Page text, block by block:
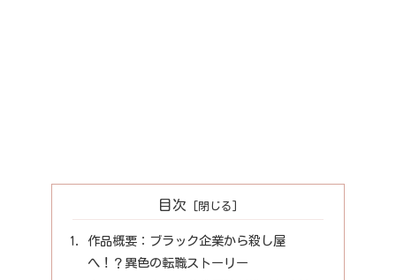
目次
作品概要：ブラック企業から殺し屋
へ！？異色の転職ストーリー